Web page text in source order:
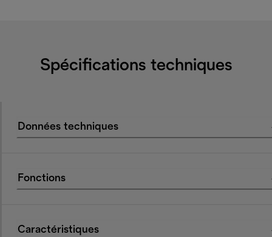
Spécifications techniques
Données techniques
Fonctions
Caractéristiques